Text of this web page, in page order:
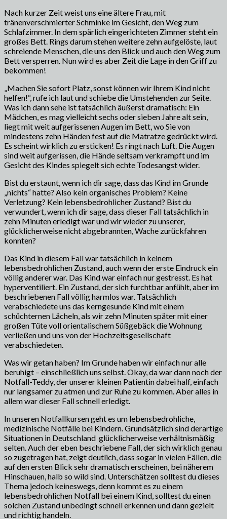
Nach kurzer Zeit weist uns eine ältere Frau, mit
tränenverschmierter Schminke im Gesicht, den Weg zum
Schlafzimmer. In dem spärlich eingerichteten Zimmer steht ein
großes Bett. Rings darum stehen weitere zehn aufgelöste, laut
schreiende Menschen, die uns den Blick und auch den Weg zum
Bett versperren. Nun wird es aber Zeit die Lage in den Griff zu
bekommen!
„Machen Sie sofort Platz, sonst können wir Ihrem Kind nicht
helfen!“, rufe ich laut und schiebe die Umstehenden zur Seite.
Was ich dann sehe ist tatsächlich äußerst dramatisch: Ein
Mädchen, es mag vielleicht sechs oder sieben Jahre alt sein,
liegt mit weit aufgerissenen Augen im Bett, wo Sie von
mindestens zehn Händen fest auf die Matratze gedrückt wird.
Es scheint wirklich zu ersticken! Es ringt nach Luft. Die Augen
sind weit aufgerissen, die Hände seltsam verkrampft und im
Gesicht des Kindes spiegelt sich echte Todesangst wider.
Bist du erstaunt, wenn ich dir sage, dass das Kind im Grunde
„nichts“ hatte? Also kein organisches Problem? Keine
Verletzung? Kein lebensbedrohlicher Zustand? Bist du
verwundert, wenn ich dir sage, dass dieser Fall tatsächlich in
zehn Minuten erledigt war und wir wieder zu unserer,
glücklicherweise nicht abgebrannten, Wache zurückfahren
konnten?
Das Kind in diesem Fall war tatsächlich in keinem
lebensbedrohlichen Zustand, auch wenn der erste Eindruck ein
völlig anderer war. Das Kind war einfach nur gestresst. Es hat
hyperventiliert. Ein Zustand, der sich furchtbar anfühlt, aber im
beschriebenen Fall völlig harmlos war. Tatsächlich
verabschiedete uns das kerngesunde Kind mit einem
schüchternen Lächeln, als wir zehn Minuten später mit einer
großen Tüte voll orientalischem Süßgebäck die Wohnung
verließen und uns von der Hochzeitsgesellschaft
verabschiedeten.
Was wir getan haben? Im Grunde haben wir einfach nur alle
beruhigt – einschließlich uns selbst. Okay, da war dann noch der
Notfall-Teddy, der unserer kleinen Patientin dabei half, einfach
nur langsamer zu atmen und zur Ruhe zu kommen. Aber alles in
allem war dieser Fall schnell erledigt.
In unseren Notfallkursen geht es um lebensbedrohliche,
medizinische Notfälle bei Kindern. Grundsätzlich sind derartige
Situationen in Deutschland glücklicherweise verhältnismäßig
selten. Auch der eben beschriebene Fall, der sich wirklich genau
so zugetragen hat, zeigt deutlich, dass sogar in vielen Fällen, die
auf den ersten Blick sehr dramatisch erscheinen, bei näherem
Hinschauen, halb so wild sind. Unterschätzen solltest du dieses
Thema jedoch keineswegs, denn kommt es zu einem
lebensbedrohlichen Notfall bei einem Kind, solltest du einen
solchen Zustand unbedingt schnell erkennen und dann gezielt
und richtig handeln.